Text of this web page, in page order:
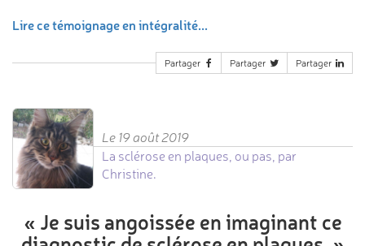
Lire ce témoignage en intégralité...
Partager Partager Partager
Le 19 août 2019
La sclérose en plaques, ou pas, par
Christine.
« Je suis angoissée en imaginant ce